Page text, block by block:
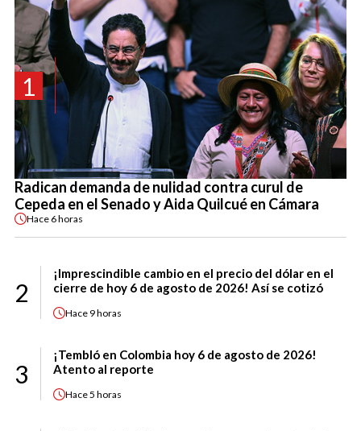
1
Radican demanda de nulidad contra curul de
Cepeda en el Senado y Aida Quilcué en Cámara
Hace 6 horas
2
¡Imprescindible cambio en el precio del dólar en el
cierre de hoy 6 de agosto de 2026! Así se cotizó
Hace 9 horas
3
¡Tembló en Colombia hoy 6 de agosto de 2026!
Atento al reporte
Hace5 horas